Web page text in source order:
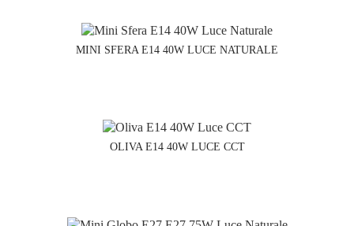
MINI SFERA E14 40W LUCE NATURALE
OLIVA E14 40W LUCE CCT